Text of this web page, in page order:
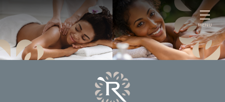
MENU
Panneau de gestion des cookies